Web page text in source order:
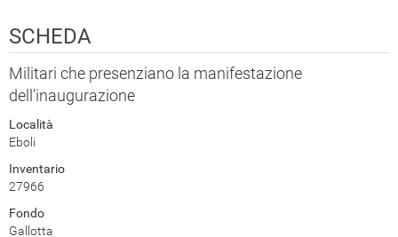
SCHEDA
Militari che presenziano la manifestazione
dell'inaugurazione
Località
Eboli
Inventario
27966
Fondo
Gallotta